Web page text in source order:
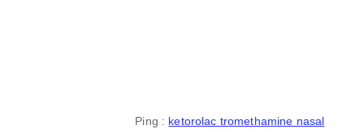
Ping : ketorolac tromethamine nasal